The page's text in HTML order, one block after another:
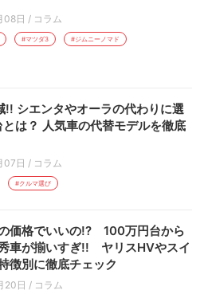
08日 / コラム
#マツダ3 #ジムニーノマド
!! シエンタやオーラの代わりに選
とは？ 人気車の代替モデルを徹底
07日 / コラム
#クルマ選び
価格でいいの!? 100万円台から
車が揃いすぎ!! ヤリスHVやスイ
徴別に徹底チェック
20日 / コラム